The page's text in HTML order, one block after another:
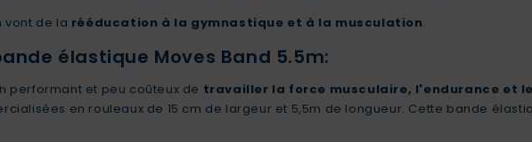
vont de la rééducation à la gymnastique et à la musculation.
élastique Moves Band 5.5m:
performant et peu coûteux de travailler la force musculaire, l'endurance et
en rouleaux de 15 cm de largeur et 5,5m de longueur. Cette bande